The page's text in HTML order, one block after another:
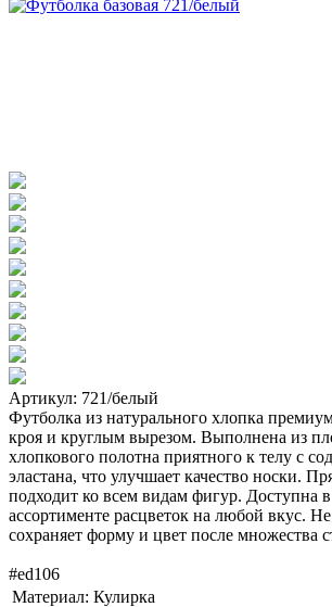
Артикул: 721/белый
Футболка из натурального хлопка
кроя и круглым вырезом. Выполнена из
хлопкового полотна приятного к телу с
эластана, что улучшает качество носки.
подходит ко всем видам фигур. Доступна
ассортименте расцветок на любой вкус. Не
сохраняет форму и цвет после множества
#ed106
Материал: Кулирка